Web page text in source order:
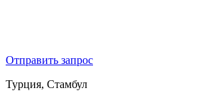
Отправить запрос
Турция, Стамбул